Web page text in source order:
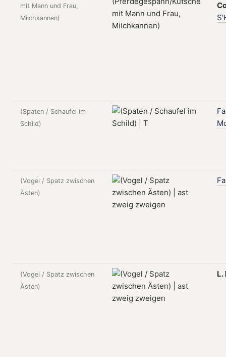
mit Mann und Frau,
Milchkannen)
(Spaten / Schaufel im
Schild)
(Vogel / Spatz zwischen
Ästen)
(Vogel / Spatz zwischen
Ästen)
L.